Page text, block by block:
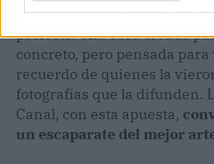
Esta intervención de
perfecto: una obra creada
concreto, pero pensada
recuerdo de quienes la
fotografías que la difunden.
Canal, con esta apuesta,
un escaparate del mejor